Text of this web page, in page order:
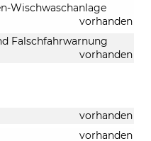
Wischwaschanlage
vorhanden
Falschfahrwarnung
vorhanden
vorhanden
vorhanden